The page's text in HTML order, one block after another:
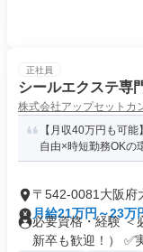
正社員
シールエクステ専
株式会社アップセットカ
【月収40万円も可
自由×時短勤務OKの
〒542-0081大阪府
月給21万円～23万
必要資格・経験 ＜
新卒も歓迎！） ✅